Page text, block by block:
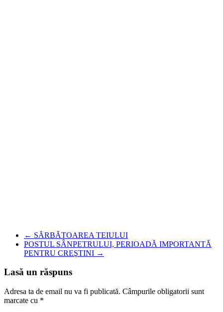
← SĂRBĂTOAREA TEIULUI
POSTUL SÂNPETRULUI, PERIOADĂ IMPORTANTĂ
PENTRU CREŞTINI →
Lasă un răspuns
Adresa ta de email nu va fi publicată. Câmpurile obligatorii sunt
marcate cu *